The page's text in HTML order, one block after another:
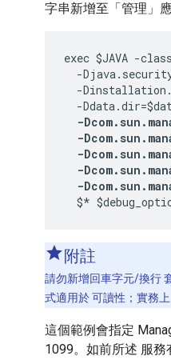
字串新增至「管理」
exec $JAVA -
-
-
-
-
-
-
-
-
$*
附註
請勿新增回車字元/換行
式適用於 可讀性；實務
這個範例會指定
1099。如前所述 服